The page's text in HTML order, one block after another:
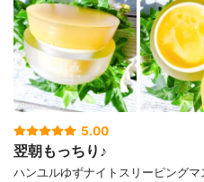
5.00
翌朝もっちり♪
ハンユルゆずナイトスリーピング